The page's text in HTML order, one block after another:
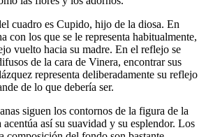
cuadro es Cupido, hijo de la diosa. En
con los que se le representa habitualmente,
vuelto hacia su madre. En el reflejo se
de la cara de Vinera, encontrar sus
representa deliberadamente su reflejo
de lo que debería ser.
siguen los contornos de la figura de la
así su suavidad y su esplendor. Los